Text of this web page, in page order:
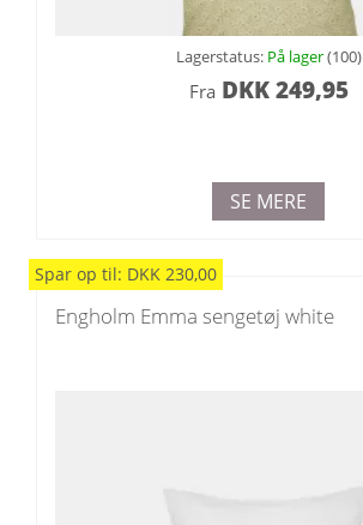
Lagerstatus: På lager(100)
Fra DKK249,95
SE MERE
Spar op til: DKK 230,00
Engholm Emma sengetøj white